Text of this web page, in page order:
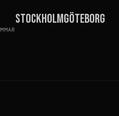
StockholmGöteborg